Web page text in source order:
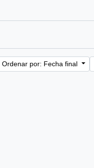
Ordenar por: Fecha final